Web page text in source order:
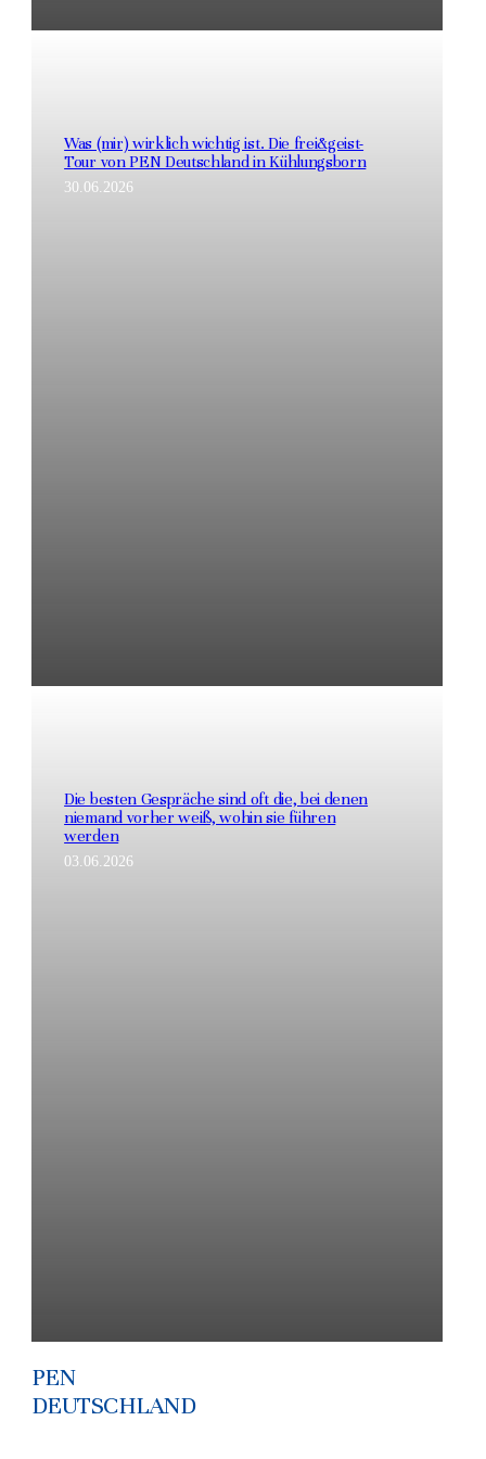
Was (mir) wirklich wichtig ist. Die frei&geist-
Tour von PEN Deutschland in Kühlungsborn
30.06.2026
Die besten Gespräche sind oft die, bei denen
niemand vorher weiß, wohin sie führen
werden
03.06.2026
PEN
DEUTSCHLAND